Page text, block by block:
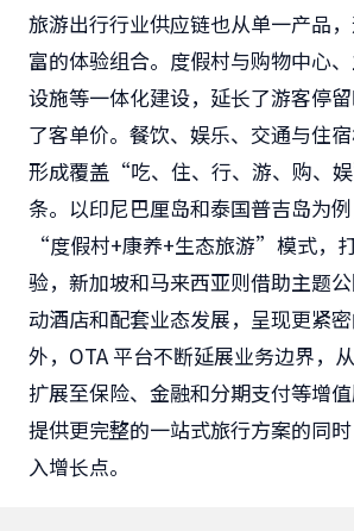
旅游出行行业供应链也从单一产品
富的体验组合。度假村与购物中心
设施等一体化建设，延长了游客停
了客单价。餐饮、娱乐、交通与住
形成覆盖“吃、住、行、游、购、
条。以印尼巴厘岛和泰国普吉岛为
“度假村+康养+生态旅游”模式，
验，新加坡和马来西亚则借助主题
动酒店和配套业态发展，呈现更紧
外，OTA 平台不断延展业务边界，
扩展至保险、金融和分期支付等增
提供更完整的一站式旅行方案的同
入增长点。